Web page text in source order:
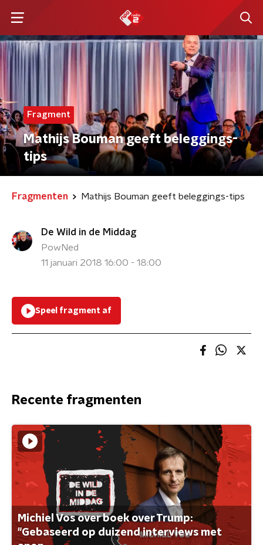
Fragment
Mathijs Bouman geeft beleggings-
tips
Fragmenten Mathijs Bouman geeft beleggings-tips
De Wild in de Middag
PowNed
11 januari 2018 16:00 - 18:00
Speel fragment af
Recente fragmenten
Michiel Vos over boek over Trump:
"Gebaseerd op duizend interviews met